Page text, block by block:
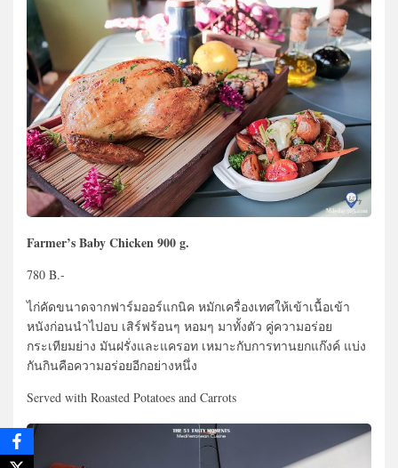
Farmer’s Baby Chicken 900 g.
780 B.-
ไก่คัดขนาดจากฟาร์มออร์แกนิค หมักเครื่องเทศให้เข้าเนื้อเข้า
หนังก่อนนำไปอบ เสิร์ฟร้อนๆ หอมๆ มาทั้งตัว คู่ความอร่อย
กระเทียมย่าง มันฝรั่งและแครอท เหมาะกับการทานยกแก๊งค์ แบ่ง
กันกินคือความอร่อยอีกอย่างหนึ่ง
Served with Roasted Potatoes and Carrots